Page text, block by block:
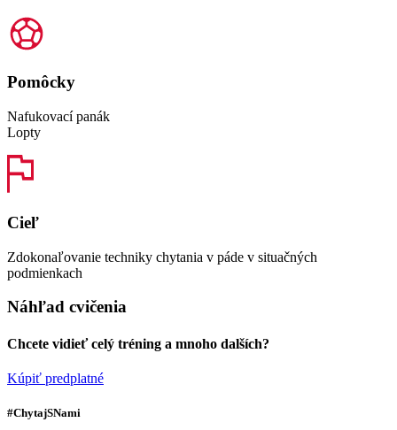
Pomôcky
Nafukovací panák
Lopty
Cieľ
Zdokonaľovanie techniky chytania v páde v situačných
podmienkach
Náhľad cvičenia
Chcete vidieť celý tréning a mnoho dalších?
Kúpiť predplatné
#ChytajSNami